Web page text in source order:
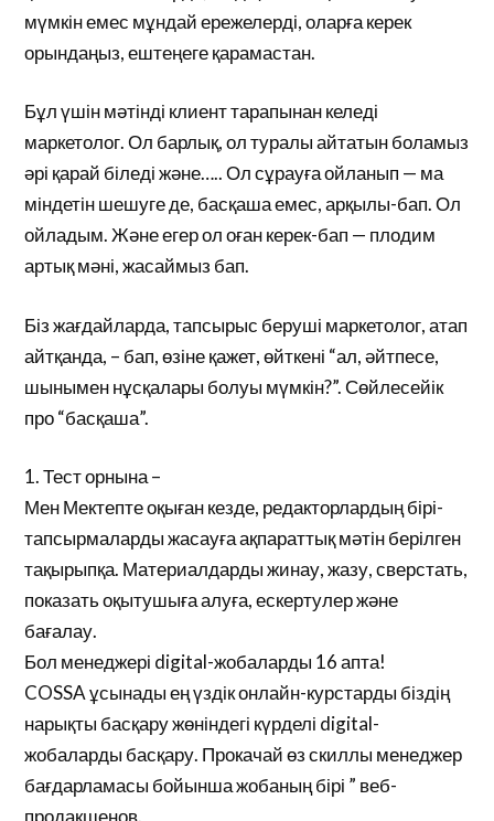
мүмкін емес мұндай ережелерді, оларға керек
орындаңыз, ештеңеге қарамастан.
Бұл үшін мәтінді клиент тарапынан келеді
маркетолог. Ол барлық, ол туралы айтатын боламыз
әрі қарай біледі және….. Ол сұрауға ойланып — ма
міндетін шешуге де, басқаша емес, арқылы-бап. Ол
ойладым. Және егер ол оған керек-бап — плодим
артық мәні, жасаймыз бап.
Біз жағдайларда, тапсырыс беруші маркетолог, атап
айтқанда, – бап, өзіне қажет, өйткені “ал, әйтпесе,
шынымен нұсқалары болуы мүмкін?”. Сөйлесейік
про “басқаша”.
1. Тест орнына –
Мен Мектепте оқыған кезде, редакторлардың бірі-
тапсырмаларды жасауға ақпараттық мәтін берілген
тақырыпқа. Материалдарды жинау, жазу, сверстать,
показать оқытушыға алуға, ескертулер және
бағалау.
Бол менеджері digital-жобаларды 16 апта!
COSSA ұсынады ең үздік онлайн-курстарды біздің
нарықты басқару жөніндегі күрделі digital-
жобаларды басқару. Прокачай өз скиллы менеджер
бағдарламасы бойынша жобаның бірі ” веб-
продакшенов.